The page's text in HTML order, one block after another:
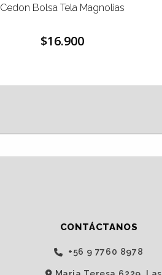
Cedon Bolsa Tela Magnolias
$16.900
CONTÁCTANOS
‭+56 9 7760 8978‬